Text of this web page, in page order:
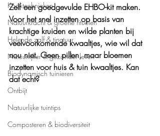
Kooktechnieken
Natuurkracht & groene rituelen
Helende zalf & tinctuur
Natuurlijker & gezonder leven
Biodynamisch tuinieren
Ontbijt
Natuurlijke tuintips
Composteren & biodiversiteit
Zelf een goedgevulde EHBO-kit maken.
Voor het snel inzetten op basis van
krachtige kruiden en wilde planten bij
veelvoorkomende kwaaltjes, wie wil dat
nou niet. Geen pillen, maar bloemen
inzetten voor huis & tuin kwaaltjes. Kan
dat echt?